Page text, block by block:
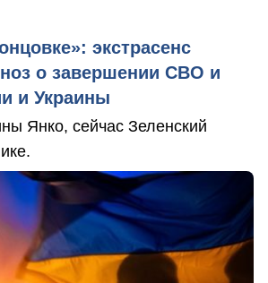
экстрасенс
о завершении СВО и
и Украины
Янко, сейчас Зеленский